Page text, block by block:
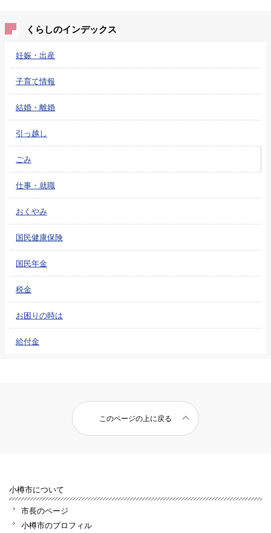
くらしのインデックス
妊娠・出産
子育て情報
結婚・離婚
引っ越し
ごみ
仕事・就職
おくやみ
国民健康保険
国民年金
税金
お困りの時は
給付金
このページの上に戻る
小樽市について
市長のページ
小樽市のプロフィル